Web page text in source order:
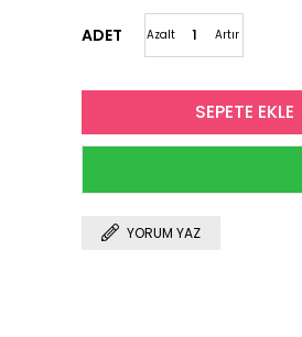
ADET Artır
Azalt
YORUM YAZ